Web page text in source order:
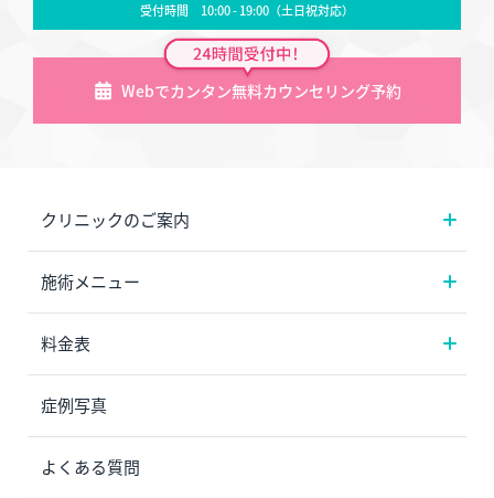
受付時間 10:00 - 19:00（土日祝対応）
Webでカンタン無料カウンセリング予約
クリニックのご案内
施術メニュー
料金表
症例写真
よくある質問